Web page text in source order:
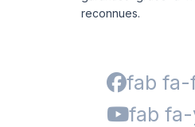
reconnues.
fab fa-
fab